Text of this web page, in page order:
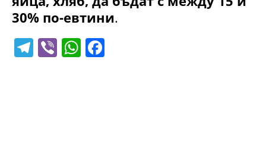
30% по-евтини.
T Vi W